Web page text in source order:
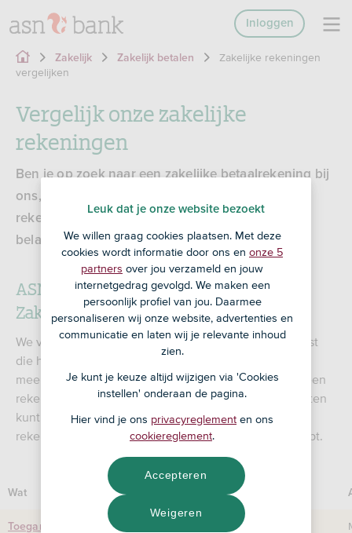
Inloggen
Zakelijk Zakelijk betalen
Zakelijke rekeningen
vergelijken
Vergelijk onze zakelijke
rekeningen
Ben je op zoek naar een zakelijke betaalrekening bij
ons, maar weet je niet wat je precies van onze
rekeningen kunt verwachten? We hebben de
belangrijkste verschillen voor je op een rij gezet.
ASN Betalen Zelfstandigen of ASN
Zakenrekening?
We vinden het belangrijk dat je de betaalrekening kiest
die het beste past bij jouw situatie. Het is zonde als je
meer betaalt dan nodig is, maar je wilt natuurlijk ook een
rekening waarmee jij als ondernemer goed uit de voeten
kunt. Bekijk de verschillen tussen onze 2 zakelijke
rekeningen en bepaal zelf wat je wel of niet nodig hebt.
Wat ASN Betalen Zelfstandigen
Toegang tot zakelijke rekening
Leuk dat je onze website bezoekt
We willen graag cookies plaatsen. Met deze
cookies wordt informatie door ons en onze 5
partners over jou verzameld en jouw
internetgedrag gevolgd. We maken een
persoonlijk profiel van jou. Daarmee
personaliseren wij onze website, advertenties en
communicatie en laten wij je relevante inhoud
zien.
Je kunt je keuze altijd wijzigen via 'Cookies
instellen' onderaan de pagina.
Hier vind je ons privacyreglement en ons
cookiereglement.
Weigeren
Accepteren